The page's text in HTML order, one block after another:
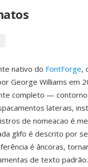
nativo do FontForge,
George Williams em
completo —
laterais,
de nomeacao é
glifo é descrito por
é âncoras,
de texto padrão.